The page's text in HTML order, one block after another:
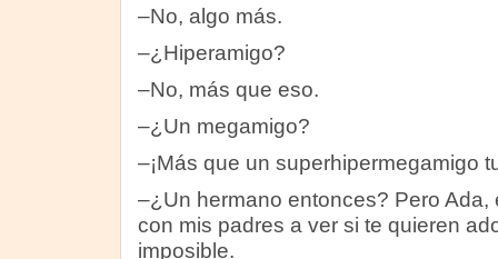
–No, algo más.
–¿Hiperamigo?
–No, más que eso.
–¿Un megamigo?
–¡Más que un superhipermegamigo
–¿Un hermano entonces? Pero
con mis padres a ver si te quieren
imposible.